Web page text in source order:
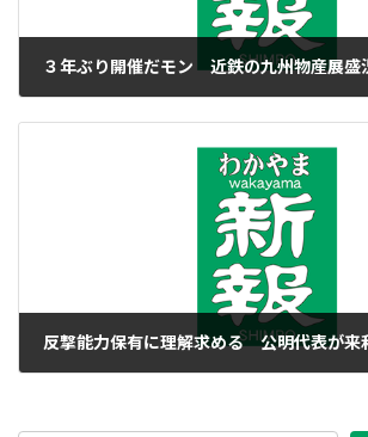
３年ぶり開催だモン 近鉄の九州物産展盛
反撃能力保有に理解求める 公明代表が来